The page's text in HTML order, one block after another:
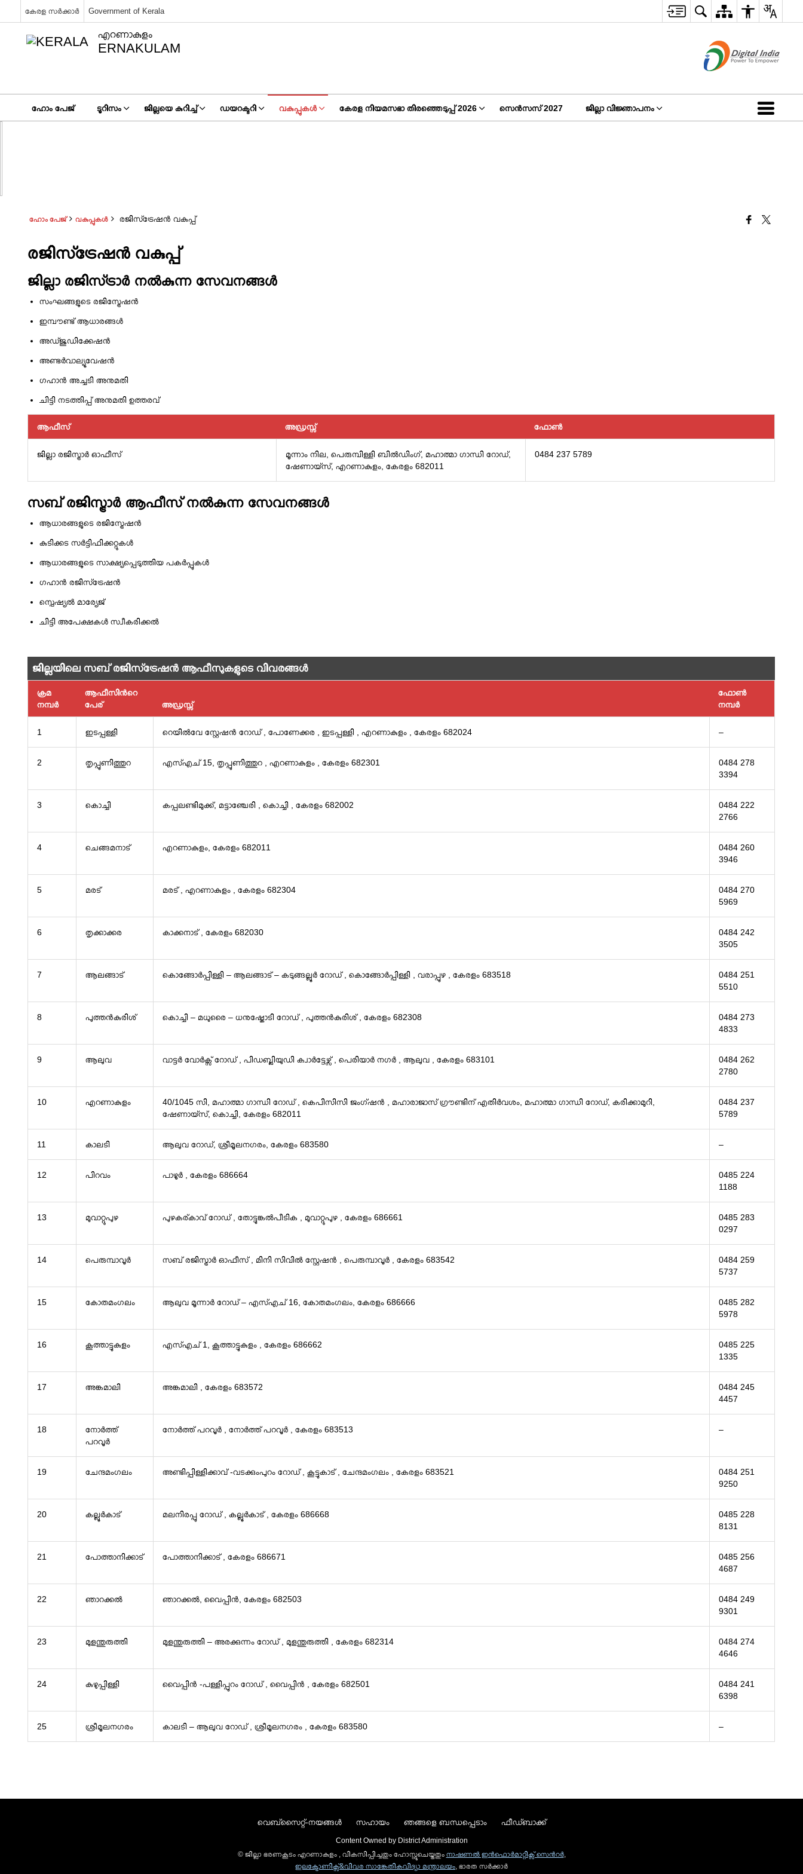
കേരള സർക്കാർ Government of Kerala
എറണാകുളം
ERNAKULAM
ഹോം പേജ് ടൂറിസം ജില്ലയെ കുറിച്ച് ഡയറക്ടറി വകുപ്പുകൾ കേരള നിയമസഭാ തിരഞ്ഞെടുപ്പ് 2026 സെൻസസ് 2027 ജില്ലാ വിജ്ഞാപനം
ഹോം പേജ് വകുപ്പുകൾ രജിസ്‌ട്രേഷന്‍ വകുപ്പ്
രജിസ്‌ട്രേഷന്‍ വകുപ്പ്
ജില്ലാ രജിസ്‌ട്രാര്‍ നല്‍കുന്ന സേവനങ്ങള്‍
സംഘങ്ങളുടെ രജിസ്ട്രേഷന്‍
ഇമ്പൗണ്ട് ആധാരങ്ങള്‍
അഡ്ജുഡിക്കേഷന്‍
അണ്ടര്‍വാല്യൂവേഷന്‍
ഗഹാന്‍ അച്ചടി അനുമതി
ചിട്ടി നടത്തിപ്പ് അനുമതി ഉത്തരവ്
ആഫീസ് അഡ്രസ്സ് ഫോൺ
ജില്ലാ രജിസ്ട്രാർ ഓഫീസ്
മൂന്നാം നില, പെരുമ്പിള്ളി ബിൽഡിംഗ്, മഹാത്മാ ഗാന്ധി റോഡ്,
ഷേണായ്സ്, എറണാകുളം, കേരളം 682011
0484 237 5789
സബ് രജിസ്ട്രാര്‍ ആഫീസ് നല്‍കുന്ന സേവനങ്ങള്‍
ആധാരങ്ങളുടെ രജിസ്ട്രേഷന്‍
കുടിക്കട സര്‍ട്ടിഫിക്കറ്റുകള്‍
ആധാരങ്ങളുടെ സാക്ഷ്യപ്പെടുത്തിയ പകര്‍പ്പുകള്‍
ഗഹാന്‍ രജിസ്‌ട്രേഷന്‍
സ്പെഷ്യല്‍ മാര്യേജ്
ചിട്ടി അപേക്ഷകള്‍ സ്വീകരിക്കല്‍
ജില്ലയിലെ സബ് രജിസ്‌ട്രേഷന്‍ ആഫീസുകളുടെ വിവരങ്ങള്‍
ക്രമ
നമ്പർ
ആഫീസിന്‍റെ
പേര്
അഡ്രസ്സ്
ഫോണ്‍
നമ്പര്‍
1 ഇടപ്പള്ളി റെയിൽവേ സ്റ്റേഷൻ റോഡ് , പോണേക്കര , ഇടപ്പള്ളി , എറണാകുളം , കേരളം 682024 –
2 തൃപ്പുണിത്തുറ എസ്എച് 15, തൃപ്പുണിത്തുറ , എറണാകുളം , കേരളം 682301
0484 278
3394
3 കൊച്ചി കപ്പലണ്ടിമുക്ക്, മട്ടാഞ്ചേരി , കൊച്ചി , കേരളം 682002
0484 222
2766
4 ചെങ്ങമനാട് എറണാകുളം, കേരളം 682011
0484 260
3946
5 മരട് മരട് , എറണാകുളം , കേരളം 682304
0484 270
5969
6 തൃക്കാക്കര കാക്കനാട് , കേരളം 682030
0484 242
3505
7 ആലങ്ങാട് കൊങ്ങോർപ്പിള്ളി – ആലങ്ങാട് – കടുങ്ങല്ലൂർ റോഡ് , കൊങ്ങോർപ്പിള്ളി , വരാപ്പുഴ , കേരളം 683518
0484 251
5510
8 പുത്തൻകുരിശ് കൊച്ചി – മധുരൈ – ധനുഷ്കോടി റോഡ് , പുത്തൻകുരിശ് , കേരളം 682308
0484 273
4833
9 ആലുവ വാട്ടർ വോർക്സ് റോഡ് , പിഡബ്ലിയുഡി ക്വാർട്ടേഴ്സ് , പെരിയാർ നഗർ , ആലുവ , കേരളം 683101
0484 262
2780
10 എറണാകുളം
40/1045 സി, മഹാത്മാ ഗാന്ധി റോഡ് , കെപിസിസി ജംഗ്ഷൻ , മഹാരാജാസ് ഗ്രൗണ്ടിന് എതിർവശം, മഹാത്മാ ഗാന്ധി റോഡ്, കരിക്കാമുറി,
ഷേണായ്സ്, കൊച്ചി, കേരളം 682011
0484 237
5789
11 കാലടി ആലുവ റോഡ്, ശ്രീമൂലനഗരം, കേരളം 683580 –
12 പിറവം പാഴൂർ , കേരളം 686664
0485 224
1188
13 മുവാറ്റുപുഴ പുഴകര്കാവ് റോഡ് , തോട്ടുങ്കൽപീടിക , മുവാറ്റുപുഴ , കേരളം 686661
0485 283
0297
14 പെരുമ്പാവൂർ സബ് രജിസ്ട്രാർ ഓഫീസ് , മിനി സിവിൽ സ്റ്റേഷൻ , പെരുമ്പാവൂർ , കേരളം 683542
0484 259
5737
15 കോതമംഗലം ആലുവ മൂന്നാർ റോഡ് – എസ്എച് 16, കോതമംഗലം, കേരളം 686666
0485 282
5978
16 കൂത്താട്ടുകുളം എസ്എച് 1, കൂത്താട്ടുകുളം , കേരളം 686662
0485 225
1335
17 അങ്കമാലി അങ്കമാലി , കേരളം 683572
0484 245
4457
18
നോർത്ത്
പറവൂർ
നോർത്ത് പറവൂർ , നോർത്ത് പറവൂർ , കേരളം 683513 –
19 ചേന്ദമംഗലം അണ്ടിപ്പിള്ളിക്കാവ് -വടക്കുംപുറം റോഡ് , കൂട്ടുകാട് , ചേന്ദമംഗലം , കേരളം 683521
0484 251
9250
20 കല്ലൂർകാട് മലനിരപ്പു റോഡ് , കല്ലൂർകാട് , കേരളം 686668
0485 228
8131
21 പോത്താനിക്കാട് പോത്താനിക്കാട് , കേരളം 686671
0485 256
4687
22 ഞാറക്കൽ ഞാറക്കൽ, വൈപ്പിൻ, കേരളം 682503
0484 249
9301
23 മുളന്തുരുത്തി മുളന്തുരുത്തി – അരക്കുന്നം റോഡ് , മുളന്തുരുത്തി , കേരളം 682314
0484 274
4646
24 കുഴുപ്പിള്ളി വൈപ്പിൻ -പള്ളിപ്പുറം റോഡ് , വൈപ്പിൻ , കേരളം 682501
0484 241
6398
25 ശ്രീമൂലനഗരം കാലടി – ആലുവ റോഡ് , ശ്രീമൂലനഗരം , കേരളം 683580 –
വെബ്സൈറ്റ്-നയങ്ങള്‍ സഹായം ഞങ്ങളെ ബന്ധപ്പെടാം ഫീഡ്ബാക്ക്
Content Owned by District Administration
© ജില്ലാ ഭരണകൂടം എറണാകുളം , വികസിപ്പിച്ചതും ഹോസ്റ്റുചെയ്തതും നാഷണല്‍ ഇന്‍ഫൊര്‍മാറ്റിക്സ് സെന്‍റര്‍,
ഇലക്ട്രോണിക്സ്&വിവര സാങ്കേതികവിദ്യാ മന്ത്രാലയം, ഭാരത സര്‍ക്കാര്‍